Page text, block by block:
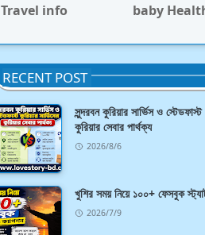
Travel info
baby
RECENT POST
সুন্দরবন কুরিয়ার সার্ভিস ও স্টেডফাস্ট
কুরিয়ার সেবার পার্থক্য
2026/8/6
খুশির সময় নিয়ে ১০০+ ফেসবুক
2026/7/9